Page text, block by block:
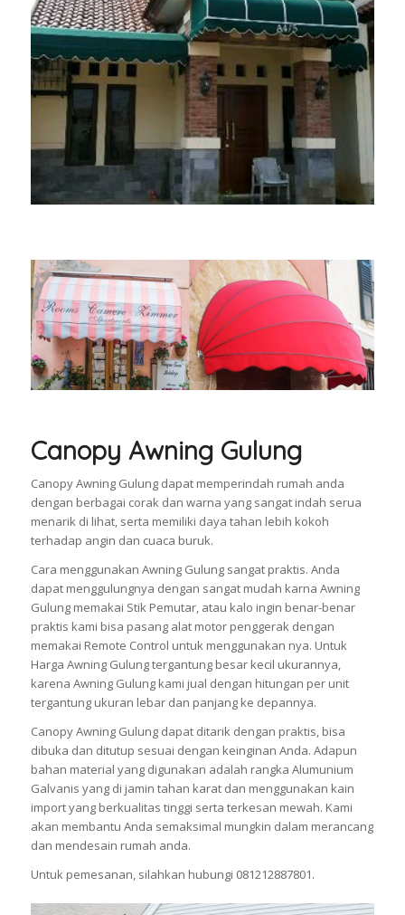
Canopy Awning Gulung
Canopy Awning Gulung dapat memperindah rumah anda
dengan berbagai corak dan warna yang sangat indah serua
menarik di lihat, serta memiliki daya tahan lebih kokoh
terhadap angin dan cuaca buruk.
Cara menggunakan Awning Gulung sangat praktis. Anda
dapat menggulungnya dengan sangat mudah karna Awning
Gulung memakai Stik Pemutar, atau kalo ingin benar-benar
praktis kami bisa pasang alat motor penggerak dengan
memakai Remote Control untuk menggunakan nya. Untuk
Harga Awning Gulung tergantung besar kecil ukurannya,
karena Awning Gulung kami jual dengan hitungan per unit
tergantung ukuran lebar dan panjang ke depannya.
Canopy Awning Gulung dapat ditarik dengan praktis, bisa
dibuka dan ditutup sesuai dengan keinginan Anda. Adapun
bahan material yang digunakan adalah rangka Alumunium
Galvanis yang di jamin tahan karat dan menggunakan kain
import yang berkualitas tinggi serta terkesan mewah. Kami
akan membantu Anda semaksimal mungkin dalam merancang
dan mendesain rumah anda.
Untuk pemesanan, silahkan hubungi 081212887801.